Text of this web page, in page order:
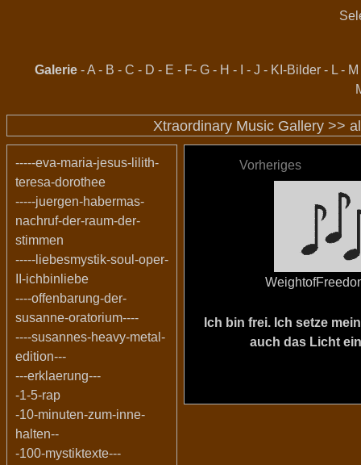
Galerie -A - B - C - D - E - F- G - H - - J - KI-Bilder - L - M
Xtraordinary Music Gallery >>
-----eva-maria-jesus-lilith-
teresa-dorothee
-----juergen-habermas-
nachruf-der-raum-der-
stimmen
-----liebesmystik-soul-oper-
II-ichbinliebe
----offenbarung-der-
susanne-oratorium----
----susannes-heavy-metal-
edition---
---erklaerung---
-1-5-rap
-10-minuten-zum-inne-
halten--
-100-mystiktexte---
Vorheriges
Ich bin frei. Ich setze
auch das Licht